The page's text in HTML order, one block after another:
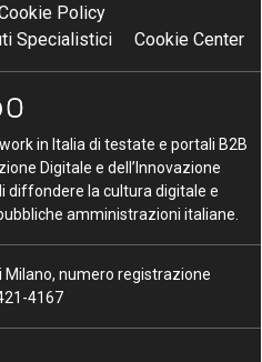
Policy
Specialistici
Cookie Center
in Italia di testate e portali B2B
Digitale e dell’Innovazione
diffondere la cultura digitale e
amministrazioni italiane.
numero registrazione
4167